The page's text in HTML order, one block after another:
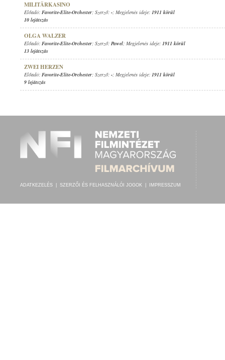
MILITÄRKASINO
Előadó: Favorite-Elite-Orchester; Szerző: -; Megjelenés ideje: 1911 körül
10 lejátszás
OLGA WALZER
Előadó: Favorite-Elite-Orchester; Szerző: Pawel; Megjelenés ideje: 1911 körül
13 lejátszás
ZWEI HERZEN
Előadó: Favorite-Elite-Orchester; Szerző: -; Megjelenés ideje: 1911 körül
9 lejátszás
ADATKEZELÉS SZERZŐI ÉS FELHASZNÁLÓI JOGOK IMPRESSZUM